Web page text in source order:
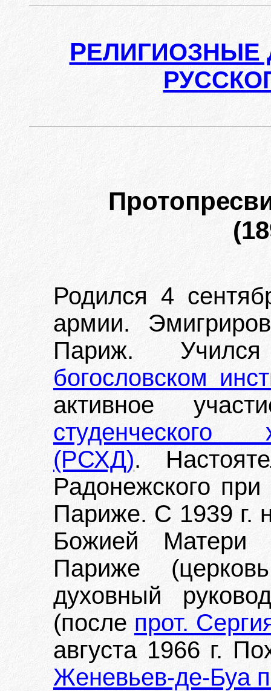
РЕЛИГИОЗНЫЕ
Родился 4
армии.
Париж.
богословском
активное
студенческого
(РСХД).
Радонежского
Париже. С 1939 г.
Божией
Париже
духовный
(после прот.
августа 1966 г.
Женевьев-де-Буа